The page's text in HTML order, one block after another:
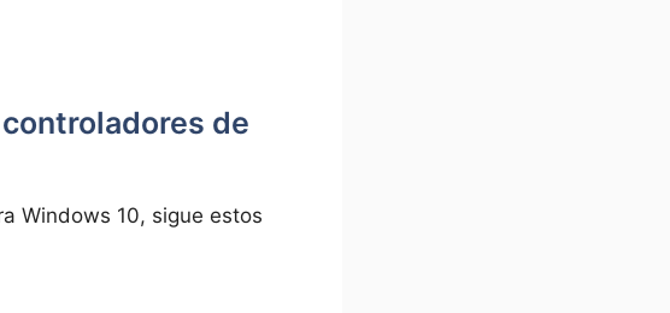
de
Windows 10, sigue estos